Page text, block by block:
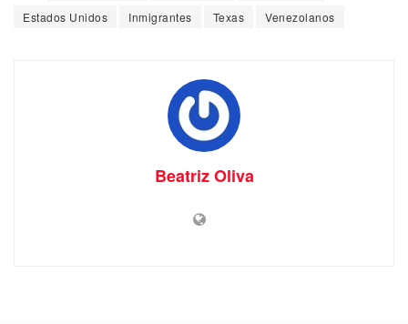
Estados Unidos
Inmigrantes Texas Venezolanos
Beatriz Oliva